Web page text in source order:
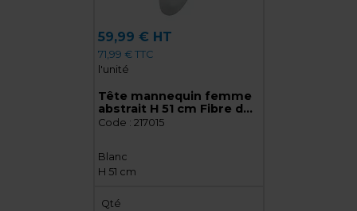
59,99 € HT
71,99 € TTC
l'unité
Tête mannequin femme
abstrait H 51 cm Fibre de
verre - Tête pour
Code : 217015
Blanc
H 51 cm
Qté